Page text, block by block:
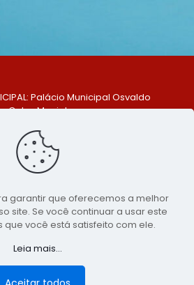
Palácio Municipal Osvaldo
Celso Maciel
do Una - PE. CEP: 553370-128
(81) 99548-1569
- Assessoria de Comunicação da
São Bento do Una - PE
LumusWeb - Agência Digital
garantir que oferecemos a melhor
site. Se você continuar a usar este
que você está satisfeito com ele.
Leia mais...